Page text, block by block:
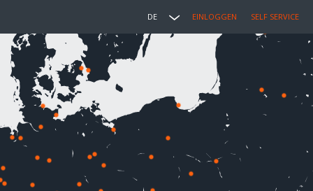
DE EINLOGGEN SELF SERVICE